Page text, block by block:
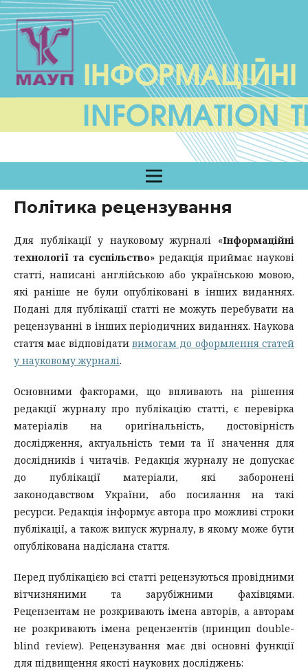
Політика рецензування
Для публікації у науковому журналі «Інформаційні
технології та суспільство» редакція приймає наукові
статті, написані англійською або українською мовою,
які раніше не були опубліковані в інших виданнях.
Подані для публікації статті не можуть перебувати на
рецензуванні в інших періодичних виданнях. Наукова
стаття має відповідати вимогам до оформлення статей
у науковому журналі.
Основними факторами, що впливають на рішення
редакції журналу про публікацію статті, є перевірка
матеріалів на оригінальність, достовірність
дослідження, актуальність теми та її значення для
дослідників і читачів. Редакція журналу не допускає
до публікації матеріали, які заборонені
законодавством України, або посилання на такі
ресурси. Редакція інформує автора про можливі строки
публікації, а також випуск журналу, в якому може бути
опублікована надіслана стаття.
Перед публікацією всі статті рецензуються провідними
вітчизняними та зарубіжними фахівцями.
Рецензентам не розкривають імена авторів, а авторам
не розкривають імена рецензентів (принцип double-
blind review). Рецензування має дві основні функції
для підвищення якості наукових досліджень: